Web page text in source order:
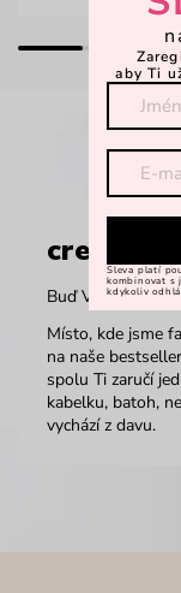
Buď Vuch, buď
Místo, kde jsme
na naše
spolu Ti zaručí
kabelku, batoh,
vychází z davu.
aby Ti
Sleva platí
kombinovat s
kdykoliv